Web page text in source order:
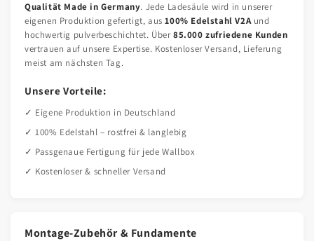
Qualität Made in Germany. Jede Ladesäule wird in unserer
eigenen Produktion gefertigt, aus100% Edelstahl V2Aund
hochwertig pulverbeschichtet. Über85.000 zufriedene Kunden
vertrauen auf unsere Expertise. Kostenloser Versand, Lieferung
meist am nächsten Tag.
Unsere Vorteile:
✓ Eigene Produktion in Deutschland
✓ 100% Edelstahl – rostfrei & langlebig
✓ Passgenaue Fertigung für jede Wallbox
✓ Kostenloser & schneller Versand
Montage-Zubehör & Fundamente